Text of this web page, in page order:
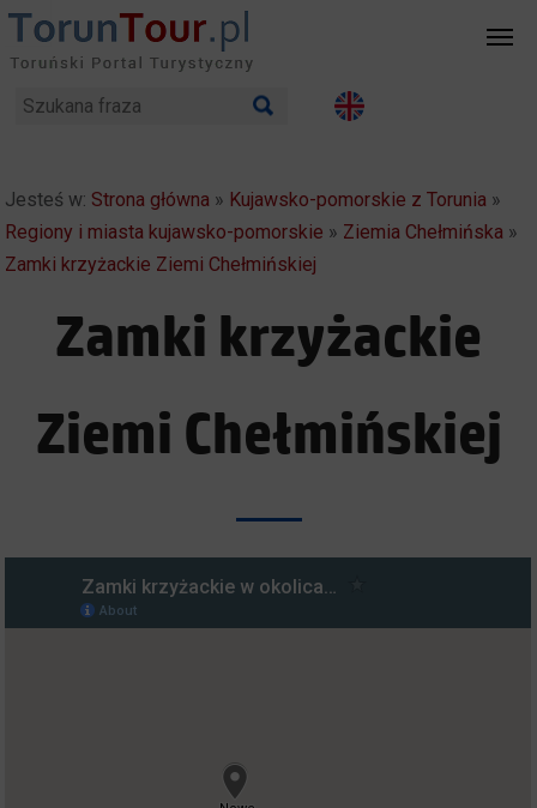
Jesteś w: Strona główna » Kujawsko-pomorskie z Torunia »
Regiony i miasta kujawsko-pomorskie » Ziemia Chełmińska »
Zamki krzyżackie Ziemi Chełmińskiej
Zamki krzyżackie
Ziemi Chełmińskiej